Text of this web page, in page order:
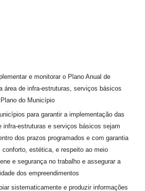
e monitorar o Plano Anual de
área de infra-estruturas, serviços básicos
do Município
para garantir a implementação das
infra-estruturas e serviços básicos sejam
dos prazos programados e com garantia
conforto, estética, e respeito ao meio
e segurança no trabalho e assegurar a
dos empreendimentos
sistematicamente e produzir informações